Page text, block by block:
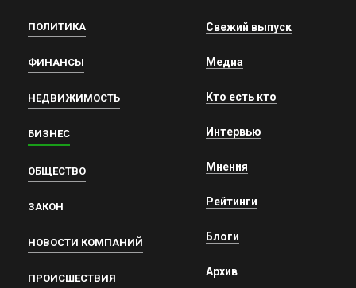
ПОЛИТИКА
ФИНАНСЫ
НЕДВИЖИМОСТЬ
БИЗНЕС
ОБЩЕСТВО
ЗАКОН
НОВОСТИ КОМПАНИЙ
ПРОИСШЕСТВИЯ
Свежий выпуск
Медиа
Кто есть кто
Интервью
Мнения
Рейтинги
Блоги
Архив